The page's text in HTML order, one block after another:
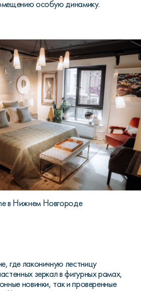
особую динамику.
в Нижнем Новгороде
где лаконичную лестницу
зеркал в фигурных рамах,
новинки, так и проверенные